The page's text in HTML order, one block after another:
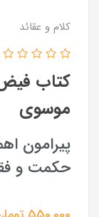
کلام و عقائد
کتاب فیض
موسوی
پیرامون
حکمت و